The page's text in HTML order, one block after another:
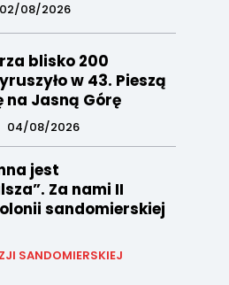
02/08/2026
blisko 200
w 43. Pieszą
na Jasną Górę
04/08/2026
jest
Za nami II
sandomierskiej
SANDOMIERSKIEJ